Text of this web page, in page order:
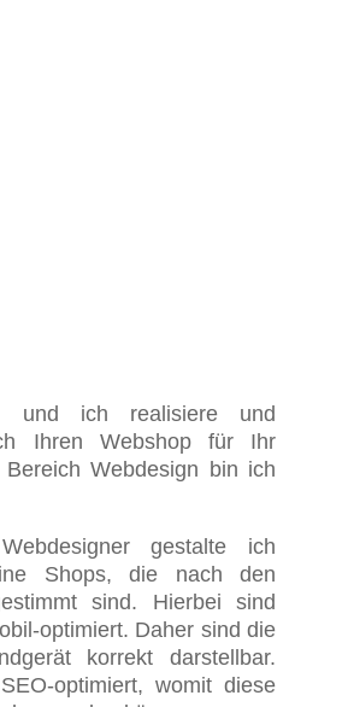
und ich realisiere und
Ihren Webshop für Ihr
Webdesign bin ich
gestalte ich
Shops, die nach den
sind. Hierbei sind
optimiert. Daher sind die
korrekt darstellbar.
optimiert, womit diese